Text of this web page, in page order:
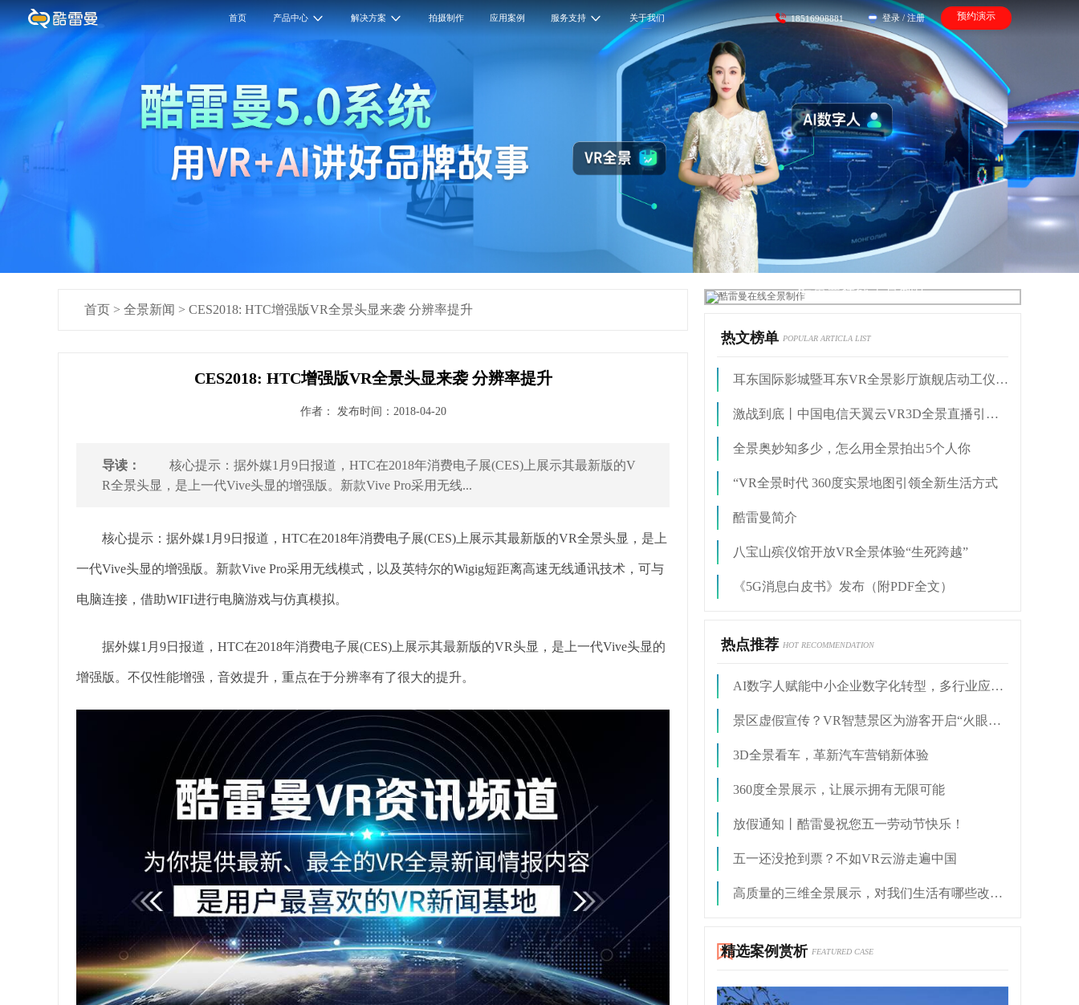
首页 产品中心 解决方案 拍摄制作 应用案例 服务支持 关于我们 18516908881 登录 / 注册 预约演示
首页 > 全景新闻 > CES2018: HTC增强版VR全景头显来袭 分辨率提升
CES2018: HTC增强版VR全景头显来袭 分辨率提升
作者： 发布时间：2018-04-20
导读：
核心提示：据外媒1月9日报道，HTC在2018年消费电子展(CES)上展示其最新版的V
R全景头显，是上一代Vive头显的增强版。新款Vive Pro采用无线...
核心提示：据外媒1月9日报道，HTC在2018年消费电子展(CES)上展示其最新版的VR全景头显，是上
一代Vive头显的增强版。新款Vive Pro采用无线模式，以及英特尔的Wigig短距离高速无线通讯技术，可与
电脑连接，借助WIFI进行电脑游戏与仿真模拟。
据外媒1月9日报道，HTC在2018年消费电子展(CES)上展示其最新版的VR头显，是上一代Vive头显的
增强版。不仅性能增强，音效提升，重点在于分辨率有了很大的提升。
酷雷曼在线全景制作
热文榜单 POPULAR ARTICLA LIST
耳东国际影城暨耳东VR全景影厅旗舰店动工仪式盛大举行
激战到底丨中国电信天翼云VR3D全景直播引燃拳击热火
全景奥妙知多少，怎么用全景拍出5个人你
“VR全景时代 360度实景地图引领全新生活方式
酷雷曼简介
八宝山殡仪馆开放VR全景体验“生死跨越”
《5G消息白皮书》发布（附PDF全文）
热点推荐 HOT RECOMMENDATION
AI数字人赋能中小企业数字化转型，多行业应用落地
景区虚假宣传？VR智慧景区为游客开启“火眼金睛”
3D全景看车，革新汽车营销新体验
360度全景展示，让展示拥有无限可能
放假通知丨酷雷曼祝您五一劳动节快乐！
五一还没抢到票？不如VR云游走遍中国
高质量的三维全景展示，对我们生活有哪些改变？
精选案例赏析 FEATURED CASE